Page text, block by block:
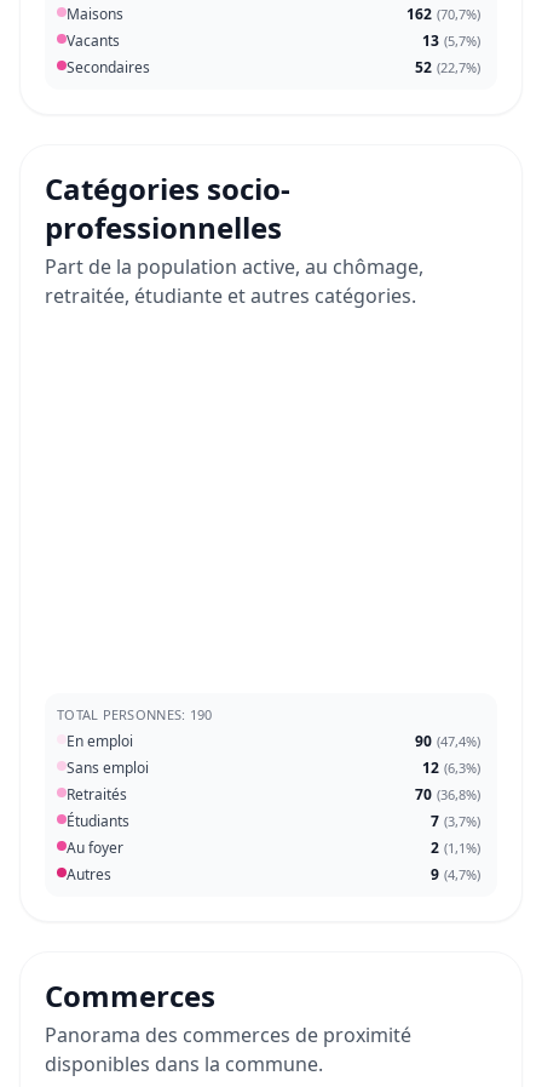
Maisons 162 (70,7%)
Vacants 13 (5,7%)
Secondaires 52 (22,7%)
Catégories socio-
professionnelles
Part de la population active, au chômage,
retraitée, étudiante et autres catégories.
TOTAL PERSONNES: 190
En emploi 90 (47,4%)
Sans emploi 12 (6,3%)
Retraités 70 (36,8%)
Étudiants 7 (3,7%)
Au foyer 2 (1,1%)
Autres 9 (4,7%)
Commerces
Panorama des commerces de proximité
disponibles dans la commune.